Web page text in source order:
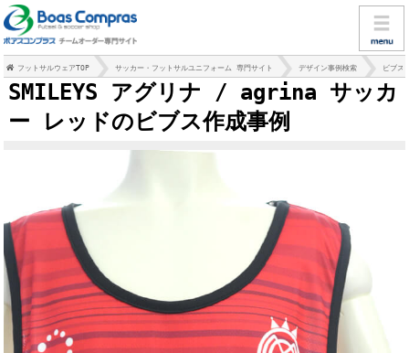
フットサルウェアTOP サッカー・フットサルユニフォーム 専門サイト デザイン事例検索 ビブス
SMILEYS アグリナ / agrina サッカ
ー レッドのビブス作成事例